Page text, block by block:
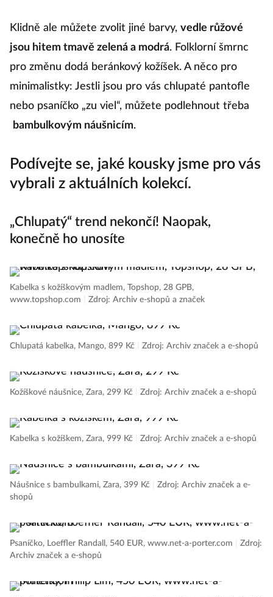
Klidně ale můžete zvolit jiné barvy, vedle růžové
jsou hitem tmavě zelená a modrá. Folklorní šmrnc
pro změnu dodá beránkový kožíšek. A něco pro
minimalistky: Jestli jsou pro vás chlupaté pantofle
nebo psaníčko „zu viel“, můžete podlehnout třeba
bambulkovým náušnicím.
Podívejte se, jaké kousky jsme pro vás
vybrali z aktuálních kolekcí.
„Chlupatý“ trend nekončí! Naopak,
konečně ho unosíte
Kabelka s kožíškovým madlem, Topshop, 28 GPB,
www.topshop.com
Zdroj: Archiv e-shopů a značek
Chlupatá kabelka, Mango, 899 Kč Zdroj: Archiv značek a e-shopů
Kožíškové náušnice, Zara, 299 Kč Zdroj: Archiv značek a e-shopů
Kabelka s kožíškem, Zara, 999 Kč Zdroj: Archiv značek a e-shopů
Náušnice s bambulkami, Zara, 399 Kč
Zdroj: Archiv značek a e-
shopů
Psaníčko, Loeffler Randall, 540 EUR, www.net-a-porter.com
Zdroj:
Archiv značek a e-shopů